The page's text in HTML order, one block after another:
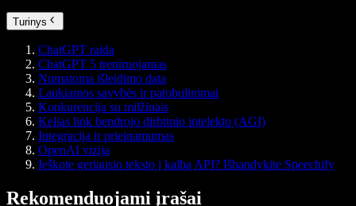
Turinys
ChatGPT raida
ChatGPT 5 treniruojamas
Numatoma išleidimo data
Laukiamos savybės ir patobulinimai
Konkurencija su milžinais
Kelias link bendrojo dirbtinio intelekto (AGI)
Integracija ir prieinamumas
OpenAI vizija
Ieškote geriausio teksto į kalbą API? Išbandykite Speechify
Rekomenduojami įrašai